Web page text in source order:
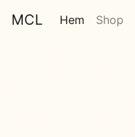
MCL Hem Shop